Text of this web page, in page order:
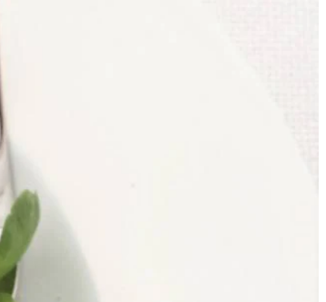
peper en zout, klop goed door en schenk over de
ondertussen de geitenkaas. Schep de bietjes uit de